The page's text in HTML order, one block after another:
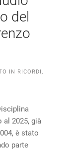
del
IN RICORDI,
al 2025, già
è stato
parte